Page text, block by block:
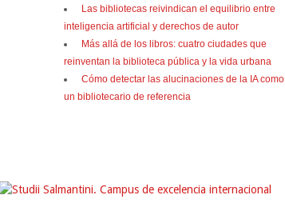
Las bibliotecas reivindican el equilibrio entre
inteligencia artificial y derechos de autor
Más allá de los libros: cuatro ciudades que
reinventan la biblioteca pública y la vida urbana
Cómo detectar las alucinaciones de la IA como
un bibliotecario de referencia